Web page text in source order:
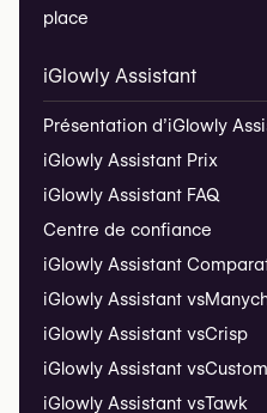
place
iGlowly Assistant
Présentation d’iGlowly
iGlowly Assistant Prix
iGlowly Assistant FAQ
Centre de confiance
iGlowly Assistant
iGlowly Assistant vs
iGlowly Assistant vsCrisp
iGlowly Assistant vs
iGlowly Assistant vsTawk